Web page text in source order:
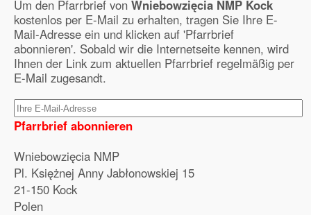
Um den Pfarrbrief von Wniebowzięcia NMP Kock
kostenlos per E-Mail zu erhalten, tragen Sie Ihre E-
Mail-Adresse ein und klicken auf 'Pfarrbrief
abonnieren'. Sobald wir die Internetseite kennen, wird
Ihnen der Link zum aktuellen Pfarrbrief regelmäßig per
E-Mail zugesandt.
Pfarrbrief abonnieren
Wniebowzięcia NMP
Pl. Księżnej Anny Jabłonowskiej 15
21-150 Kock
Polen